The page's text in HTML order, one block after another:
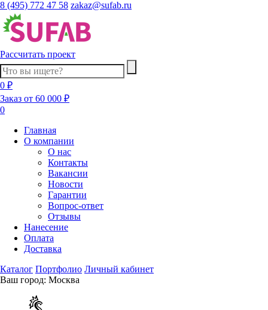
8 (495) 772 47 58 zakaz@sufab.ru
Рассчитать проект
0 ₽
Заказ от 60 000 ₽
0
Главная
О компании
О нас
Контакты
Вакансии
Новости
Гарантии
Вопрос-ответ
Отзывы
Нанесение
Оплата
Доставка
Каталог Портфолио Личный кабинет
Ваш город: Москва